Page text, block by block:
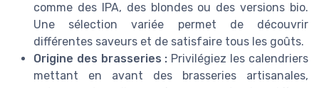
comme des IPA, des blondes ou des versions bio.
Une sélection variée permet de découvrir
différentes saveurs et de satisfaire tous les goûts.
Origine des brasseries : Privilégiez les calendriers
mettant en avant des brasseries artisanales,